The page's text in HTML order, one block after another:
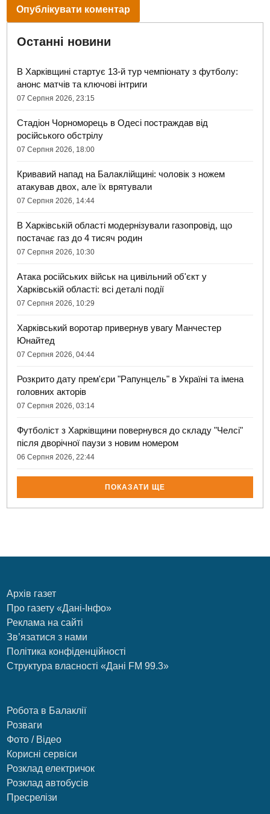
Останні новини
В Харківщині стартує 13-й тур чемпіонату з футболу:
анонс матчів та ключові інтриги
07 Серпня 2026, 23:15
Стадіон Чорноморець в Одесі постраждав від
російського обстрілу
07 Серпня 2026, 18:00
Кривавий напад на Балаклійщині: чоловік з ножем
атакував двох, але їх врятували
07 Серпня 2026, 14:44
В Харківській області модернізували газопровід, що
постачає газ до 4 тисяч родин
07 Серпня 2026, 10:30
Атака російських військ на цивільний об'єкт у
Харківській області: всі деталі події
07 Серпня 2026, 10:29
Харківський воротар привернув увагу Манчестер
Юнайтед
07 Серпня 2026, 04:44
Розкрито дату прем'єри "Рапунцель" в Україні та імена
головних акторів
07 Серпня 2026, 03:14
Футболіст з Харківщини повернувся до складу "Челсі"
після дворічної паузи з новим номером
06 Серпня 2026, 22:44
ПОКАЗАТИ ЩЕ
Архів газет
Про газету «Дані-Інфо»
Реклама на сайті
Зв’язатися з нами
Політика конфіденційності
Структура власності «Дані FM 99.3»
Робота в Балаклії
Розваги
Фото / Відео
Корисні сервіси
Розклад електричок
Розклад автобусів
Пресрелізи